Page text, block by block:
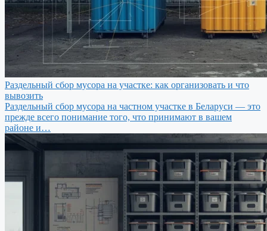
Раздельный сбор мусора на участке: как организовать и что
вывозить
Раздельный сбор мусора на частном участке в Беларуси — это
прежде всего понимание того, что принимают в вашем
районе и…